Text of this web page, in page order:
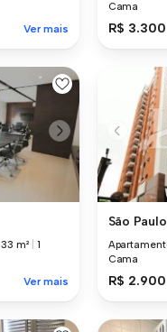
Ver mais
Cama
R$ 3.300
|33 m²
1
Ver mais
São Paulo
Cama
R$ 2.900